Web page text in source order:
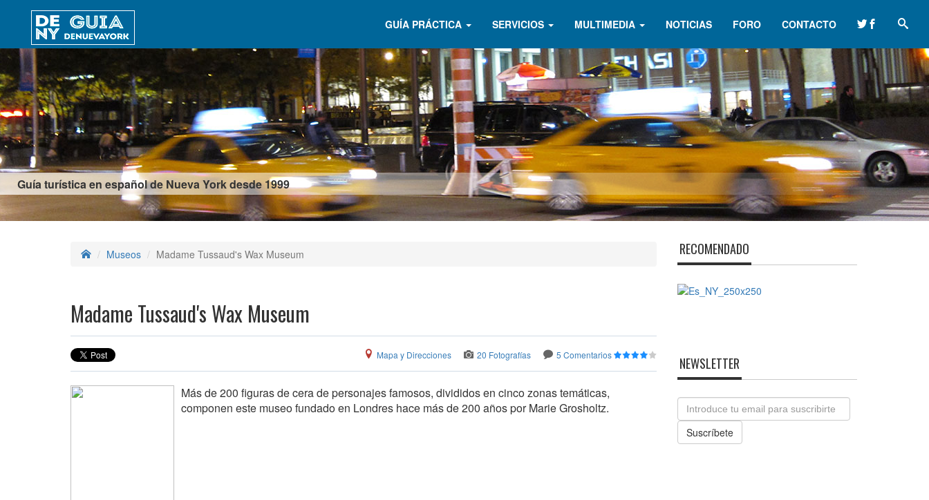
Guía turística en español de Nueva York desde 1999
GUÍA PRÁCTICA SERVICIOS MULTIMEDIA NOTICIAS FORO CONTACTO
Museos Madame Tussaud's Wax Museum
Madame Tussaud's Wax Museum
5 Comentarios
20 Fotografías
Mapa y Direcciones
Más de 200 figuras de cera de personajes famosos, divididos en cinco zonas temáticas,
componen este museo fundado en Londres hace más de 200 años por Marie Grosholtz.
RECOMENDADO
NEWSLETTER
Email
Suscríbete